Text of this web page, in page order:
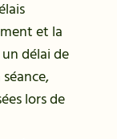
et la
délai de
lors de